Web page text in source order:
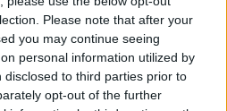
Please note that after your
you may continue seeing
personal information utilized by
to third parties prior to
opt-out of the further
di equilibrio nei
nei confronti del
ed è stato un pezzo
rosea previsione. Magari